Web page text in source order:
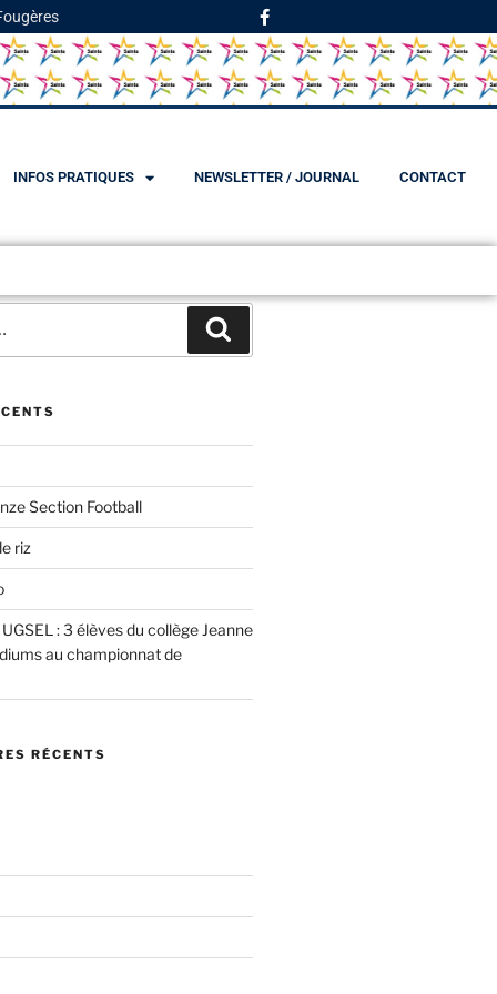
INFOS PRATIQUES NEWSLETTER / JOURNAL CONTACT
Section Football
riz
: 3 élèves du collège Jeanne
au championnat de
RÉCENTS